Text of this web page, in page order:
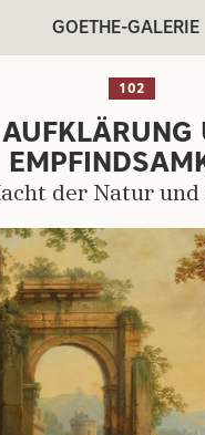
GOETHE-GALERIE
102
AUFKLÄRUNG
der Natur und